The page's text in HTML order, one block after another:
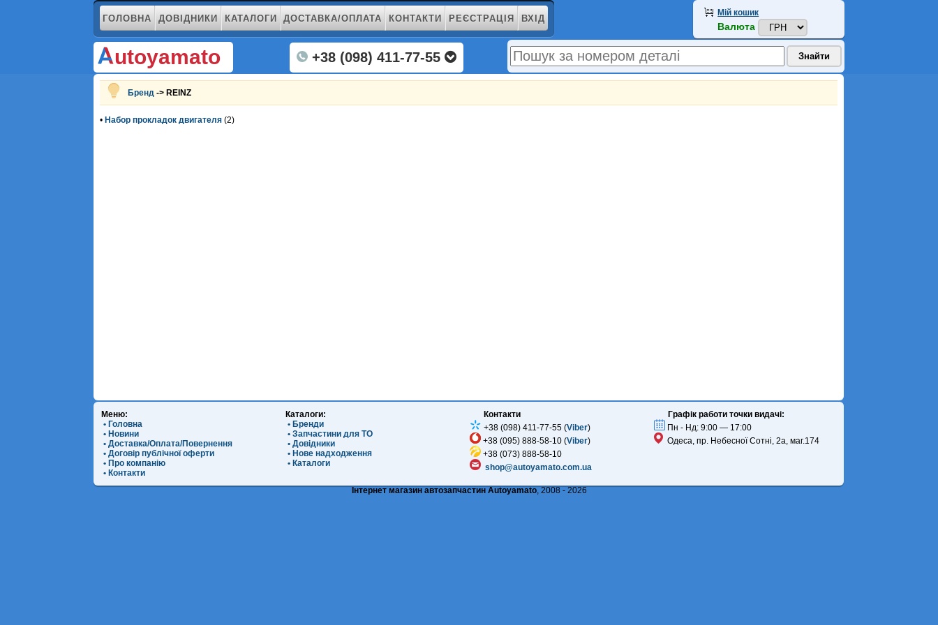
ГОЛОВНА ДОВІДНИКИ КАТАЛОГИ ДОСТАВКА/ОПЛАТА КОНТАКТИ РЕЄСТРАЦІЯ ВХІД
utoyamato +38 (098) 411-77-55
Мій кошик
Валюта
Бренд -> REINZ
• Набор прокладок двигателя (2)
Меню:
• Головна
• Новини
• Доставка/Оплата/Повернення
• Договір публічної оферти
• Про компанію
• Контакти
Каталоги:
• Бренди
• Запчастини для ТО
• Довідники
• Нове надходження
• Каталоги
Контакти
+38 (098) 411-77-55 (Viber)
+38 (095) 888-58-10 (Viber)
+38 (073) 888-58-10
shop@autoyamato.com.ua
Графік работи точки видачі:
Пн - Нд: 9:00 — 17:00
Одеса, пр. Небесної Сотні, 2а, маг.174
Інтернет магазин автозапчастин Autoyamato, 2008 - 2026